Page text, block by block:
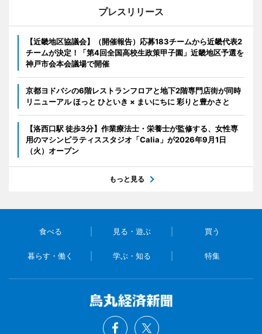
プレスリリース
【近畿地区協議会】（開催報告）応募183チームから近畿代表2
チームが決定！「第4回全国高校生政策甲子園」近畿地区予選を
神戸市会本会議場で開催
京都ヨドバシの6階レストランフロアと地下2階専門店街が同時
リニューアル ほっと ひといき × まいにちに 彩りと豊かさと
【洛西口駅 徒歩3分】作業療法士・栄養士が監修する、女性専
用のマシンピラティススタジオ「Calia」が2026年9月1日
（火）オープン
もっと見る
食べる 見る・遊ぶ 買う
暮らす・働く 学ぶ・知る 特集